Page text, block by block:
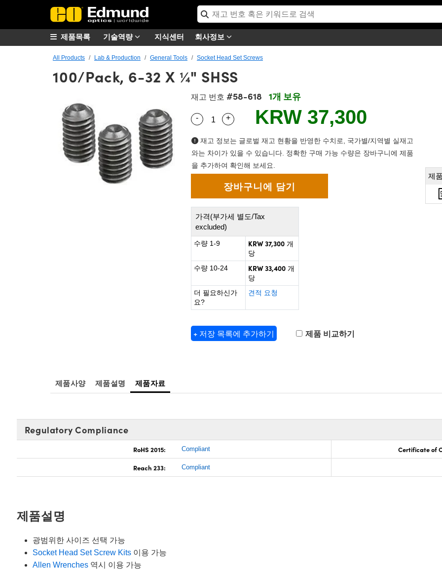
기술역량 지식센터 회사정보
제품목록
All Products Lab & Production General Tools Socket Head Set Screws
100/Pack, 6-32 X ¼" SHSS
재고 번호 #58-618 1개 보유
Quantity Selector
- Use the plus and minus buttons to adjust the quantity.
+ KRW 37,300
재고 정보는 글로벌 재고 현황을 반영한 수치로, 국가별/지역별 실재고
와는 차이가 있을 수 있습니다. 정확한 구매 가능 수량은 장바구니에 제품
을 추가하여 확인해 보세요.
가격(부가세 별도/Tax
excluded)
수량 1-9 KRW 37,300 개
당
수량 10-24
KRW 33,400 개
당
더 필요하신가
요?
견적 요청
+ 저장 목록에 추가하기 제품 비교하기
제
제품사양 제품설명 제품자료
Regulatory Compliance
RoHS 2015: Compliant Certificate of
Reach 233: Compliant
제품설명
광범위한 사이즈 선택 가능
Socket Head Set Screw Kits이용 가능
Allen Wrenches역시 이용 가능